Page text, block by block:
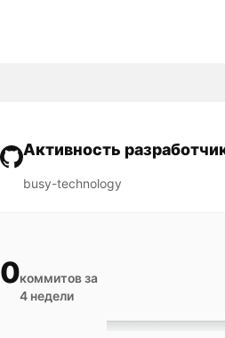
Активность
busy-technology
0коммитов за
4 недели